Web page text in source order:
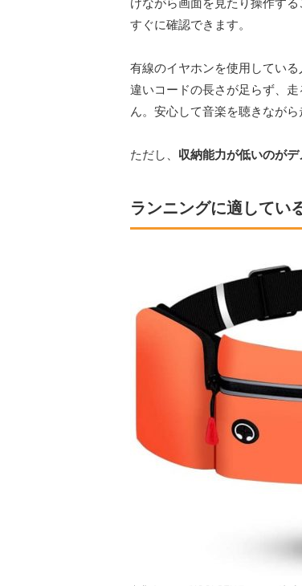
けながら画面を見たり操作す
すぐに確認できます。
有線のイヤホンを使用してい
違いコードの長さが足らず、
ん。安心して音楽を聴きながら
ただし、 収納能力が低いのがデ
ランニングに適してい